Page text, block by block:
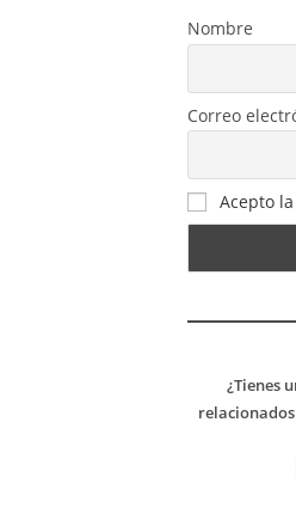
Nombre
Correo
Acepto
¿Tienes